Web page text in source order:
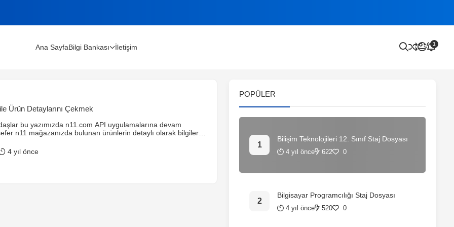
Rehberi (2026)
Ana SayfaBilgi Bankası İletişim 1
Ürün Detaylarını Çekmek
bu yazımızda n11.com API uygulamalarına devam
n11 mağazanızda bulunan ürünlerin detaylı olarak bilgilerini
Fazla uzatmadan direk mevzuya dalalım 🙂 İlk olarak daha
class.php sayfasına aşağıdaki servis kodlarını
4 yıl önce
POPÜLER
Bilişim Teknolojileri 12. Sınıf Staj Dosyası
4 yıl önce 622 0
Bilgisayar Programcılığı Staj Dosyası
4 yıl önce 520 0